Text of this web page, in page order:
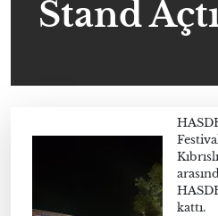
Stand
kattı.